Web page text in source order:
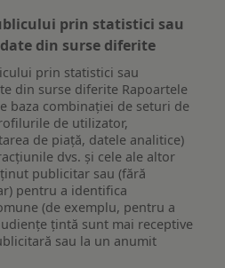
prin statistici sau
din surse diferite
prin statistici sau
din surse diferite Rapoartele
baza combinației de seturi de
de utilizator,
de piață, datele analitice)
dvs. și cele ale altor
publicitar sau (fără
pentru a identifica
(de exemplu, pentru a
țintă sunt mai receptive
sau la un anumit